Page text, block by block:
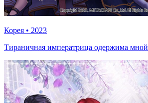
Корея • 2023
Тираничная императрица одержима мной